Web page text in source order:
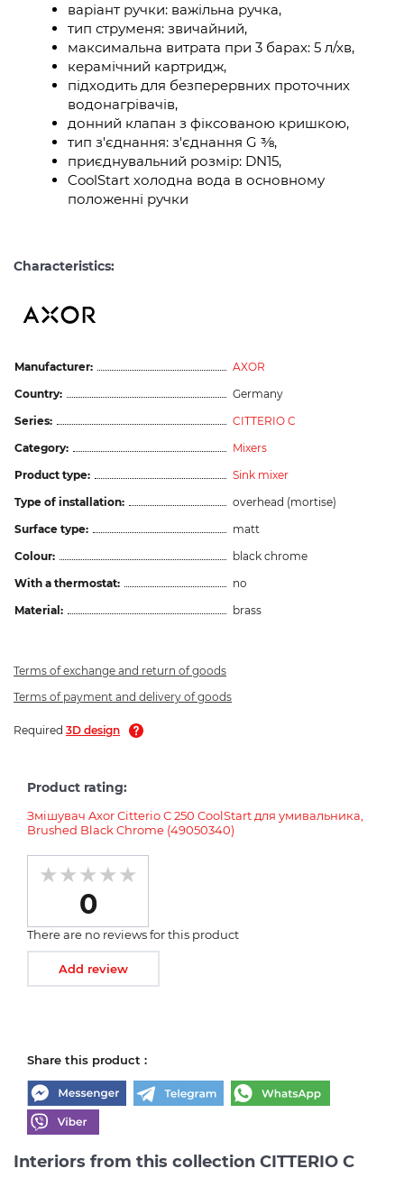
варіант ручки: важільна ручка,
тип струменя: звичайний,
максимальна витрата при 3 барах: 5 л/хв,
керамічний картридж,
підходить для безперервних проточних
водонагрівачів,
донний клапан з фіксованою кришкою,
тип з'єднання: з'єднання G ⅜,
приєднувальний розмір: DN15,
CoolStart холодна вода в основному
положенні ручки
Characteristics:
Manufacturer:
AXOR
Country:
Germany
Series:
CITTERIO C
Category:
Mixers
Product type:
Sink mixer
Type of installation:
overhead (mortise)
Surface type:
matt
Colour:
black chrome
With a thermostat:
no
Material:
brass
Terms of exchange and return of goods
Terms of payment and delivery of goods
Required 3D design
Product rating:
Змішувач Axor Citterio C 250 CoolStart для умивальника,
Brushed Black Chrome (49050340)
0
There are no reviews for this product
Add review
Share this product :
Interiors from this collection CITTERIO C